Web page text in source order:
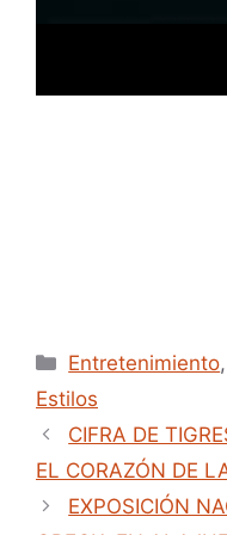
Categories
Entretenimiento,
Estilos
CIFRA DE
EL CORAZÓN DE
EXPOSICIÓN